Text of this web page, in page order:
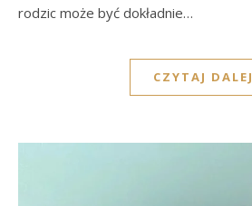
rodzic może być dokładnie…
CZYTAJ DALEJ